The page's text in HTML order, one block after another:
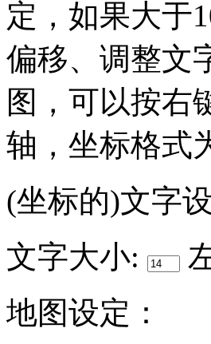
定，如果大于
偏移、调整文
图，可以按右
轴，坐标格式
(坐标的)文字设
文字大小:
地图设定：